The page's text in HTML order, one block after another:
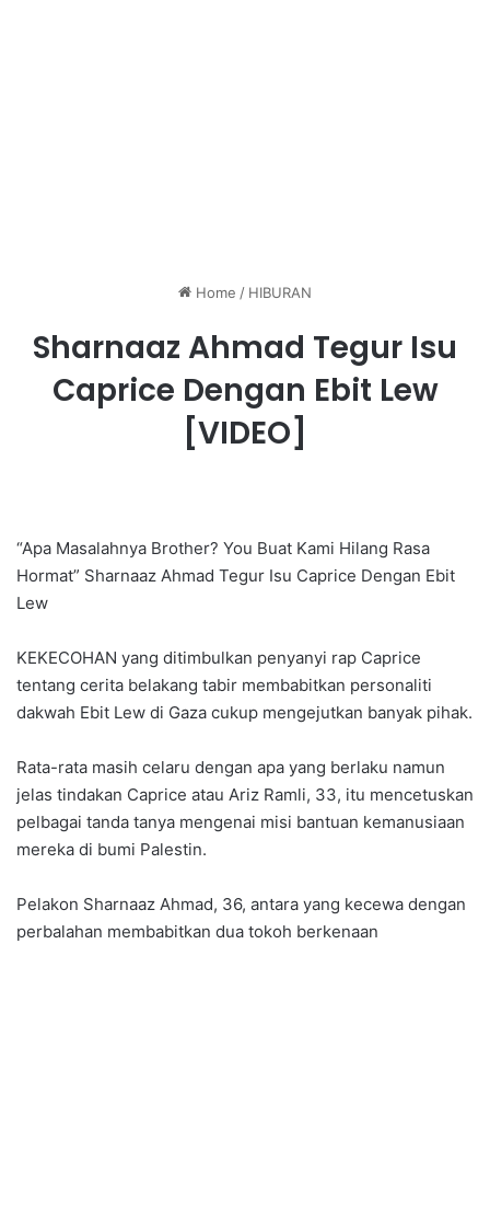
Home / HIBURAN
Sharnaaz Ahmad Tegur Isu
Caprice Dengan Ebit Lew
[VIDEO]
“Apa Masalahnya Brother? You Buat Kami Hilang Rasa
Hormat” Sharnaaz Ahmad Tegur Isu Caprice Dengan Ebit
Lew
KEKECOHAN yang ditimbulkan penyanyi rap Caprice
tentang cerita belakang tabir membabitkan personaliti
dakwah Ebit Lew di Gaza cukup mengejutkan banyak pihak.
Rata-rata masih celaru dengan apa yang berlaku namun
jelas tindakan Caprice atau Ariz Ramli, 33, itu mencetuskan
pelbagai tanda tanya mengenai misi bantuan kemanusiaan
mereka di bumi Palestin.
Pelakon Sharnaaz Ahmad, 36, antara yang kecewa dengan
perbalahan membabitkan dua tokoh berkenaan